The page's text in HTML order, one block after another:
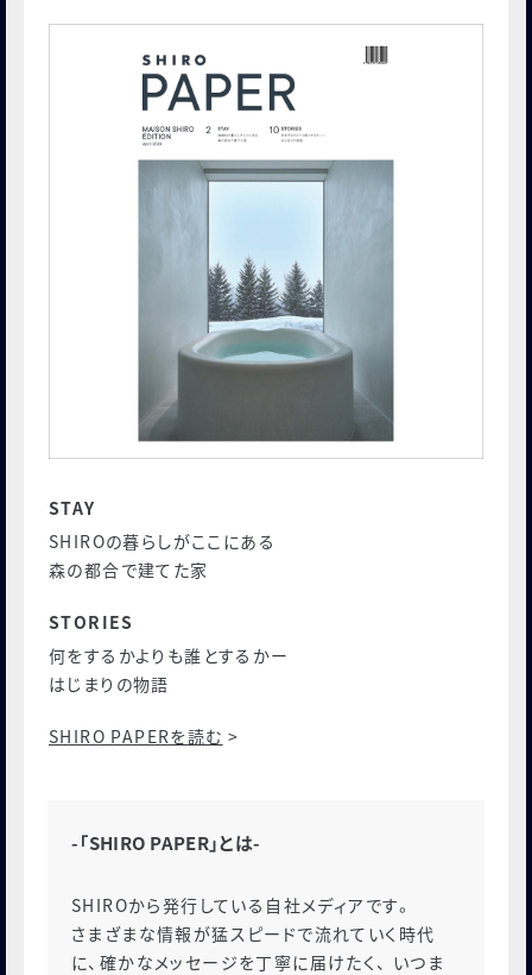
STAY
SHIROの暮らしがここにある
森の都合で建てた家
STORIES
何をするかよりも誰とするかー
はじまりの物語
SHIRO PAPERを読む >
-「SHIRO PAPER」とは-
SHIROから発行している自社メディアです。
さまざまな情報が猛スピードで流れていく時代
に、確かなメッセージを丁寧に届けたく、 いつま